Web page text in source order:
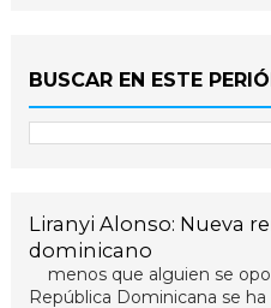
BUSCAR EN ESTE
Liranyi Alonso: Nueva
dominicano
menos que alguien se
República Dominicana se